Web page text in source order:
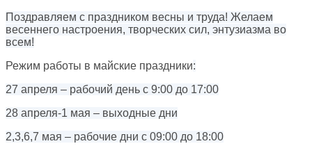
Поздравляем с праздником весны и труда! Желаем
весеннего настроения, творческих сил, энтузиазма во
всем!
Режим работы в майские праздники:
27 апреля – рабочий день с 9:00 до 17:00
28 апреля-1 мая – выходные дни
2,3,6,7 мая – рабочие дни с 09:00 до 18:00